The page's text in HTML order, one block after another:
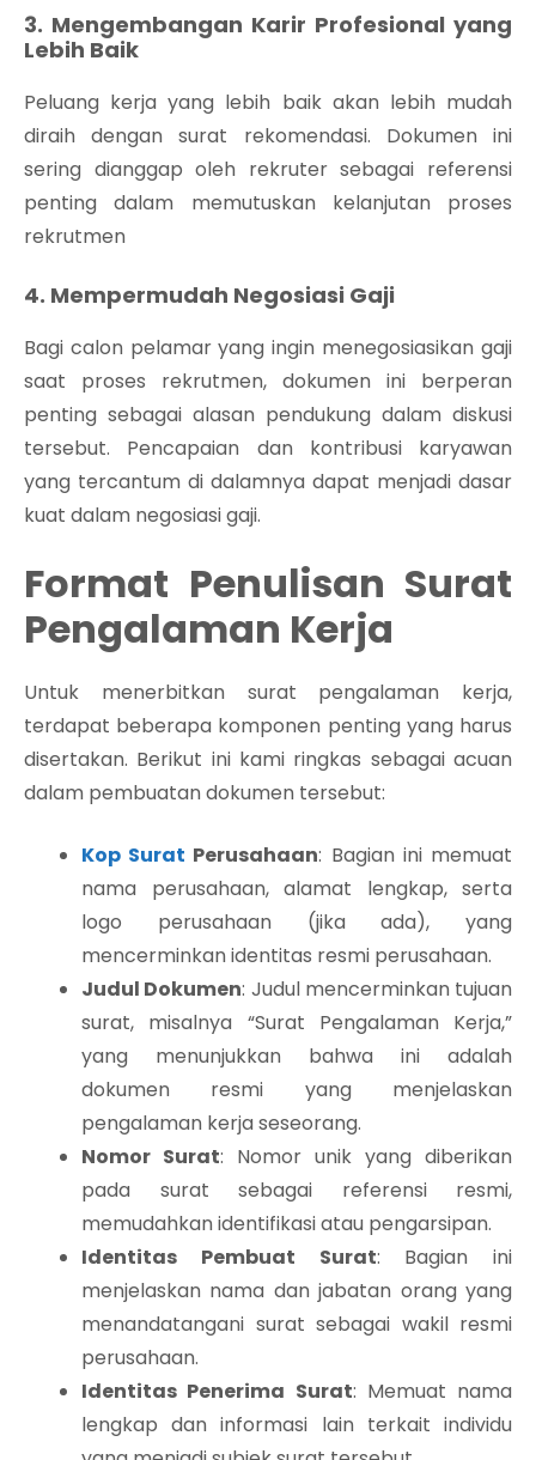
3. Mengembangan Karir Profesional yang
Lebih Baik
Peluang kerja yang lebih baik akan lebih mudah
diraih dengan surat rekomendasi. Dokumen ini
sering dianggap oleh rekruter sebagai referensi
penting dalam memutuskan kelanjutan proses
rekrutmen
4. Mempermudah Negosiasi Gaji
Bagi calon pelamar yang ingin menegosiasikan gaji
saat proses rekrutmen, dokumen ini berperan
penting sebagai alasan pendukung dalam diskusi
tersebut. Pencapaian dan kontribusi karyawan
yang tercantum di dalamnya dapat menjadi dasar
kuat dalam negosiasi gaji.
Format Penulisan Surat
Pengalaman Kerja
Untuk menerbitkan surat pengalaman kerja,
terdapat beberapa komponen penting yang harus
disertakan. Berikut ini kami ringkas sebagai acuan
dalam pembuatan dokumen tersebut:
Kop Surat Perusahaan: Bagian ini memuat
nama perusahaan, alamat lengkap, serta
logo perusahaan (jika ada), yang
mencerminkan identitas resmi perusahaan.
Judul Dokumen: Judul mencerminkan tujuan
surat, misalnya “Surat Pengalaman Kerja,”
yang menunjukkan bahwa ini adalah
dokumen resmi yang menjelaskan
pengalaman kerja seseorang.
Nomor Surat: Nomor unik yang diberikan
pada surat sebagai referensi resmi,
memudahkan identifikasi atau pengarsipan.
Identitas Pembuat Surat: Bagian ini
menjelaskan nama dan jabatan orang yang
menandatangani surat sebagai wakil resmi
perusahaan.
Identitas Penerima Surat: Memuat nama
lengkap dan informasi lain terkait individu